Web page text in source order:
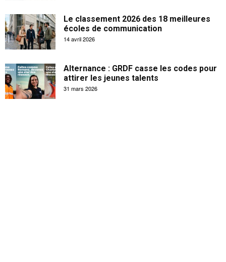
Le classement 2026 des 18 meilleures
écoles de communication
14 avril 2026
Alternance : GRDF casse les codes pour
attirer les jeunes talents
31 mars 2026